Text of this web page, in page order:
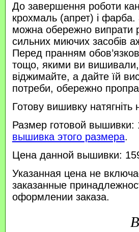
До завершення роботи
крохмаль (апрет) і фарба.
можна обережно випрати
сильних миючих засобів
Перед пранням
тощо, якими ви
віджимайте, а дайте їй
потреби, обережно
Готову вишивку натягніть
Размер готовой
вышивка этого размера.
Цена данной вышивки:
Указанная цена не
заказанные
оформлении заказа.